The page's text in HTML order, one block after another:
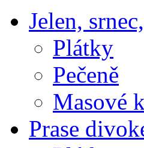
Jelen,
Plátky
Pečeně
Masové
Prase